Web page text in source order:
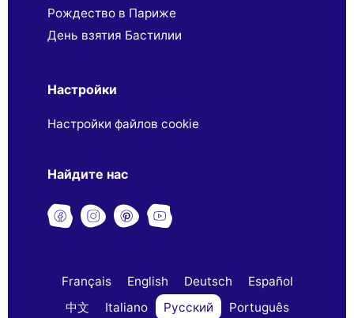
Рождество в Париже
День взятия Бастилии
Настройки
Настройки файлов cookie
Найдите нас
Français English Deutsch
Español
中文
Italiano Русский
Português